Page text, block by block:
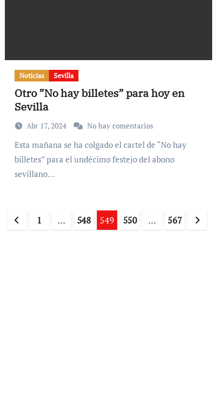
Noticias Sevilla
Otro ”No hay billetes” para hoy en
Sevilla
Abr 17, 2024 No hay comentarios
Esta mañana se ha colgado el cartel de “No hay
billetes” para el undécimo festejo del abono
sevillano…
Paginación
1 … 548 549 550 … 567